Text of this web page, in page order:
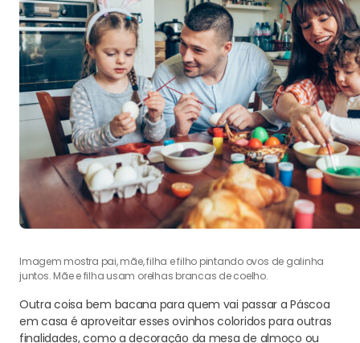
Imagem mostra pai, mãe, filha e filho pintando ovos de galinha
juntos. Mãe e filha usam orelhas brancas de coelho.
Outra coisa bem bacana para quem vai passar a Páscoa
em casa é aproveitar esses ovinhos coloridos para outras
finalidades, como a decoração da mesa de almoço ou